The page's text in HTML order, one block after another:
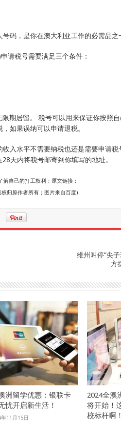
码，是你在澳大利亚工作的必需品之
请税号需要满足三个条件：
期居留。 税号可以用来保证你按照
如果误纳可以申请退税。
入水平不需要纳税也还是需要申请税
天内将税号邮寄到你填写的地址。
自己的打工权利；原文链接：
归原作者所有；图片来自百度)
维州叫停”尖
方
洲留学优惠：银联卡
忧开启新生活！
11月15日
2024全澳
将开始！
校标杆啊！